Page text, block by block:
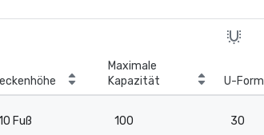
Maximale
Kapazität
U-Form
Fuß 100 30